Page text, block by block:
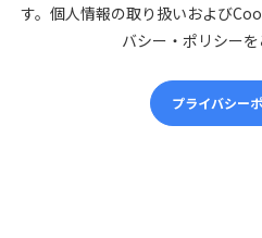
す。個人情報の取り扱いおよび
バシー・ポリシーを
プライバシー